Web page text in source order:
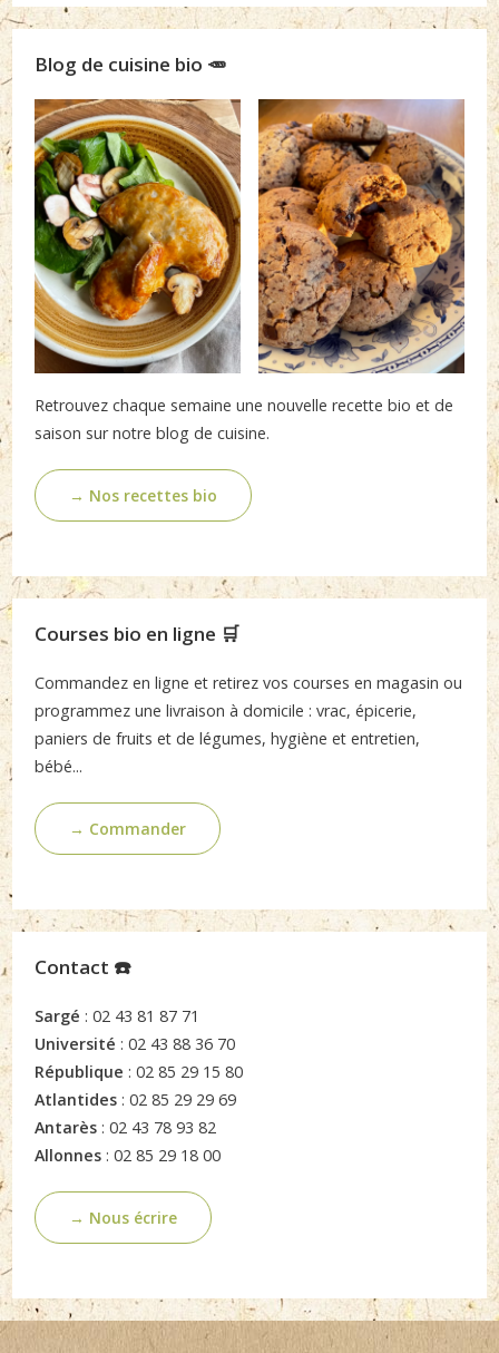
Blog de cuisine bio 🥕
Retrouvez chaque semaine une nouvelle recette bio et de
saison sur notre blog de cuisine.
→ Nos recettes bio
Courses bio en ligne 🛒
Commandez en ligne et retirez vos courses en magasin ou
programmez une livraison à domicile : vrac, épicerie,
paniers de fruits et de légumes, hygiène et entretien,
bébé...
→ Commander
Contact ☎️
Sargé : 02 43 81 87 71
Université : 02 43 88 36 70
République : 02 85 29 15 80
Atlantides : 02 85 29 29 69
Antarès : 02 43 78 93 82
Allonnes : 02 85 29 18 00
→ Nous écrire